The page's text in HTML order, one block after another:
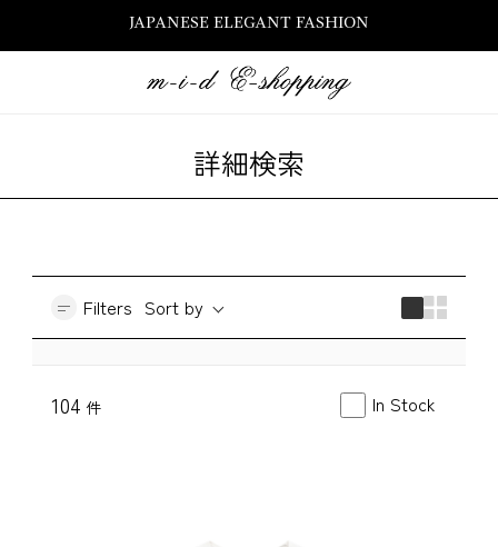
JAPANESE ELEGANT FASHION
詳細検索
Filters Sort by
104 件 In Stock